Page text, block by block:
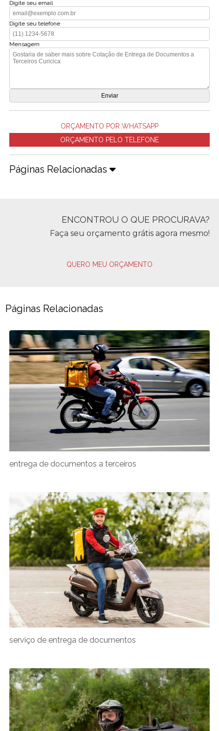
Digite seu email
Digite seu telefone
Mensagem
ORÇAMENTO POR WHATSAPP
ORÇAMENTO PELO TELEFONE
Páginas Relacionadas
ENCONTROU O QUE PROCURAVA?
Faça seu orçamento grátis agora mesmo!
QUERO MEU ORÇAMENTO
Páginas Relacionadas
entrega de documentos a terceiros
serviço de entrega de documentos